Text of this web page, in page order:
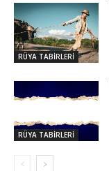
RÜYA TABİRLERİ
RÜYA TABİRLERİ